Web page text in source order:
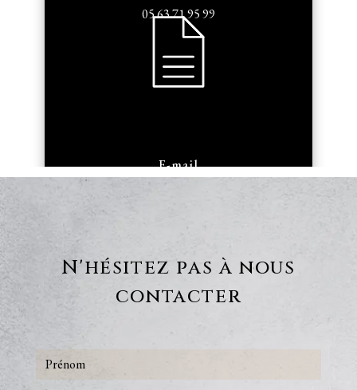
05 63 71 95 99
E-mail
N'hésitez pas à nous
contacter